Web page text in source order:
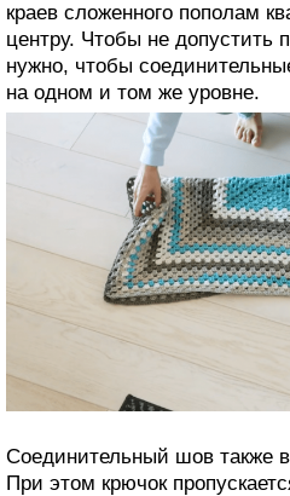
краев сложенного пополам
центру. Чтобы не допустить
нужно, чтобы
на одном и том же уровне.
Соединительный шов также
При этом крючок